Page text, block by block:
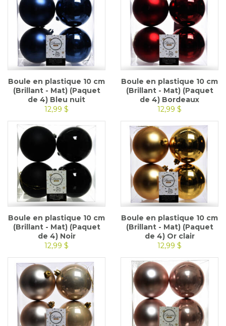
Boule en plastique 10 cm
(Brillant - Mat) (Paquet
de 4) Bleu nuit
12,99 $
Boule en plastique 10 cm
(Brillant - Mat) (Paquet
de 4) Bordeaux
12,99 $
Boule en plastique 10 cm
(Brillant - Mat) (Paquet
de 4) Noir
12,99 $
Boule en plastique 10 cm
(Brillant - Mat) (Paquet
de 4) Or clair
12,99 $